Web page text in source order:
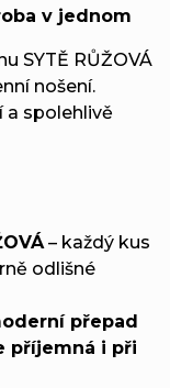
v jednom
SYTĚ RŮŽOVÁ
nošení.
a spolehlivě
– každý kus
odlišné
přepad
příjemná i při